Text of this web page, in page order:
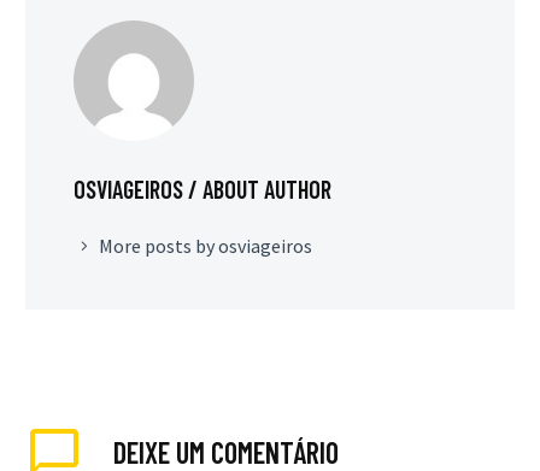
OSVIAGEIROS/ ABOUT AUTHOR
More posts by osviageiros
DEIXE UM COMENTÁRIO